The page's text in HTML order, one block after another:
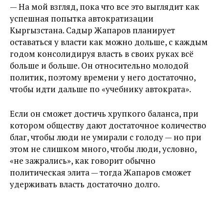
— На мой взгляд, пока что все это выглядит как
успешная попытка автократизации
Кыргызстана. Садыр Жапаров планирует
оставаться у власти как можно дольше, с каждым
годом консолидируя власть в своих руках всё
больше и больше. Он относительно молодой
политик, поэтому времени у него достаточно,
чтобы идти дальше по «учебнику автократа».
Если он сможет достичь хрупкого баланса, при
котором обществу дают достаточное количество
благ, чтобы люди не умирали с голоду — но при
этом не слишком много, чтобы люди, условно,
«не зажрались», как говорит обычно
политическая элита — тогда Жапаров сможет
удерживать власть достаточно долго.